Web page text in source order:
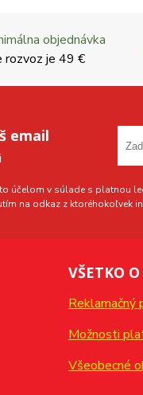
objednávka
rozvoz je 49 €
email
účelom v súlade s platnou
na odkaz z ktoréhokoľvek
VŠETKO
Reklamačný
Možnosti
Všeobecné